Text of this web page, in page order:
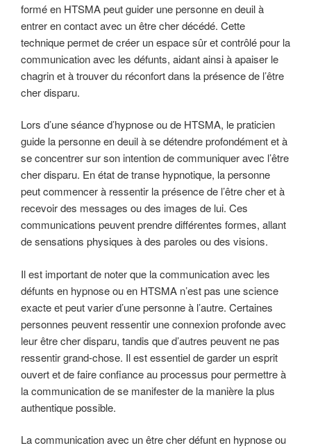
formé en HTSMA peut guider une personne en deuil à
entrer en contact avec un être cher décédé. Cette
technique permet de créer un espace sûr et contrôlé pour la
communication avec les défunts, aidant ainsi à apaiser le
chagrin et à trouver du réconfort dans la présence de l’être
cher disparu.
Lors d’une séance d’hypnose ou de HTSMA, le praticien
guide la personne en deuil à se détendre profondément et à
se concentrer sur son intention de communiquer avec l’être
cher disparu. En état de transe hypnotique, la personne
peut commencer à ressentir la présence de l’être cher et à
recevoir des messages ou des images de lui. Ces
communications peuvent prendre différentes formes, allant
de sensations physiques à des paroles ou des visions.
Il est important de noter que la communication avec les
défunts en hypnose ou en HTSMA n’est pas une science
exacte et peut varier d’une personne à l’autre. Certaines
personnes peuvent ressentir une connexion profonde avec
leur être cher disparu, tandis que d’autres peuvent ne pas
ressentir grand-chose. Il est essentiel de garder un esprit
ouvert et de faire confiance au processus pour permettre à
la communication de se manifester de la manière la plus
authentique possible.
La communication avec un être cher défunt en hypnose ou